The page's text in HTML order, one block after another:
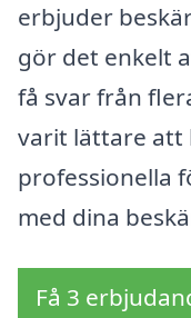
erbjuder
gör det enkelt
få svar från
varit lättare att
professionella
med dina
Få 3